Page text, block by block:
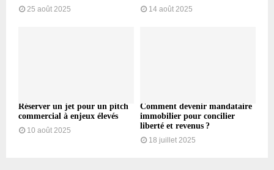
25 août 2025 14 août 2025
Réserver un jet pour un pitch
commercial à enjeux élevés
10 août 2025
Comment devenir mandataire
immobilier pour concilier
liberté et revenus ?
18 juillet 2025